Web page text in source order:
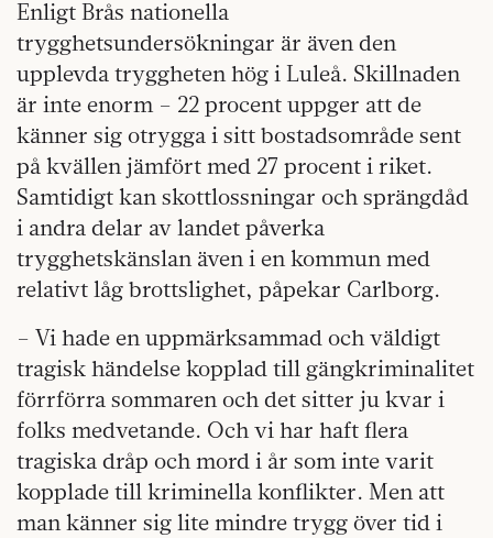
Enligt Brås nationella
trygghetsundersökningar är även den
upplevda tryggheten hög i Luleå. Skillnaden
är inte enorm – 22 procent uppger att de
känner sig otrygga i sitt bostadsområde sent
på kvällen jämfört med 27 procent i riket.
Samtidigt kan skottlossningar och sprängdåd
i andra delar av landet påverka
trygghetskänslan även i en kommun med
relativt låg brottslighet, påpekar Carlborg.
– Vi hade en uppmärksammad och väldigt
tragisk händelse kopplad till gängkriminalitet
förrförra sommaren och det sitter ju kvar i
folks medvetande. Och vi har haft flera
tragiska dråp och mord i år som inte varit
kopplade till kriminella konflikter. Men att
man känner sig lite mindre trygg över tid i